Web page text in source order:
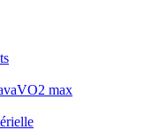
VO2 max